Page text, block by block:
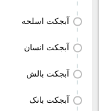
آبجکت اسلحه
آبجکت انسان
آبجکت بالش
آبجکت بانک